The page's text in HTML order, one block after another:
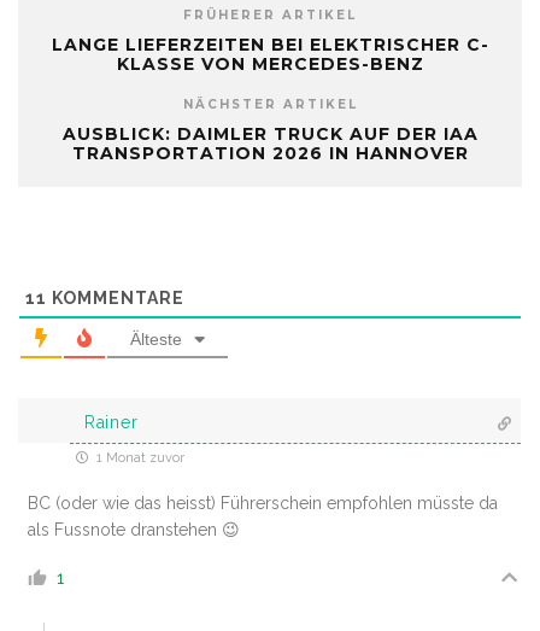
FRÜHERER ARTIKEL
LANGE LIEFERZEITEN BEI ELEKTRISCHER C-
KLASSE VON MERCEDES-BENZ
NÄCHSTER ARTIKEL
AUSBLICK: DAIMLER TRUCK AUF DER IAA
TRANSPORTATION 2026 IN HANNOVER
11 KOMMENTARE
Älteste
Rainer
1 Monat zuvor
BC (oder wie das heisst) Führerschein empfohlen müsste da
als Fussnote dranstehen 😉
1